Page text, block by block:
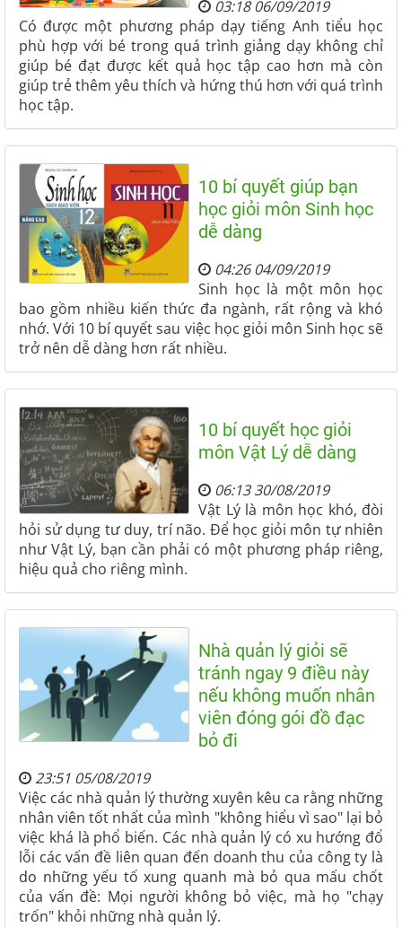
03:18 06/09/2019
Có được một phương pháp dạy tiếng Anh tiểu học
phù hợp với bé trong quá trình giảng dạy không chỉ
giúp bé đạt được kết quả học tập cao hơn mà còn
giúp trẻ thêm yêu thích và hứng thú hơn với quá trình
học tập.
10 bí quyết giúp bạn
học giỏi môn Sinh học
dễ dàng
04:26 04/09/2019
Sinh học là một môn học
bao gồm nhiều kiến thức đa ngành, rất rộng và khó
nhớ. Với 10 bí quyết sau việc học giỏi môn Sinh học sẽ
trở nên dễ dàng hơn rất nhiều.
10 bí quyết học giỏi
môn Vật Lý dễ dàng
06:13 30/08/2019
Vật Lý là môn học khó, đòi
hỏi sử dụng tư duy, trí não. Để học giỏi môn tự nhiên
như Vật Lý, bạn cần phải có một phương pháp riêng,
hiệu quả cho riêng mình.
Nhà quản lý giỏi sẽ
tránh ngay 9 điều này
nếu không muốn nhân
viên đóng gói đồ đạc
bỏ đi
23:51 05/08/2019
Việc các nhà quản lý thường xuyên kêu ca rằng những
nhân viên tốt nhất của mình "không hiểu vì sao" lại bỏ
việc khá là phổ biến. Các nhà quản lý có xu hướng đổ
lỗi các vấn đề liên quan đến doanh thu của công ty là
do những yếu tố xung quanh mà bỏ qua mấu chốt
của vấn đề: Mọi người không bỏ việc, mà họ "chạy
trốn" khỏi những nhà quản lý.